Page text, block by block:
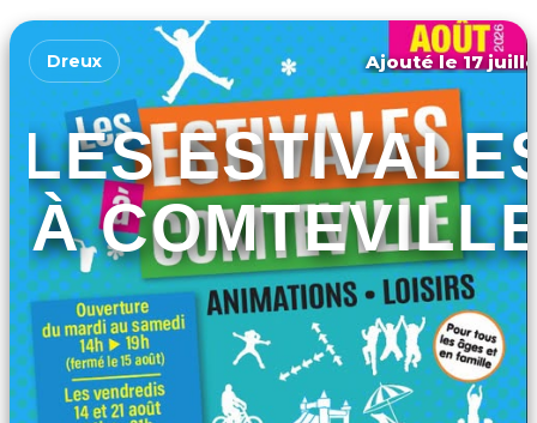
Dreux Ajouté le 17
LES
À